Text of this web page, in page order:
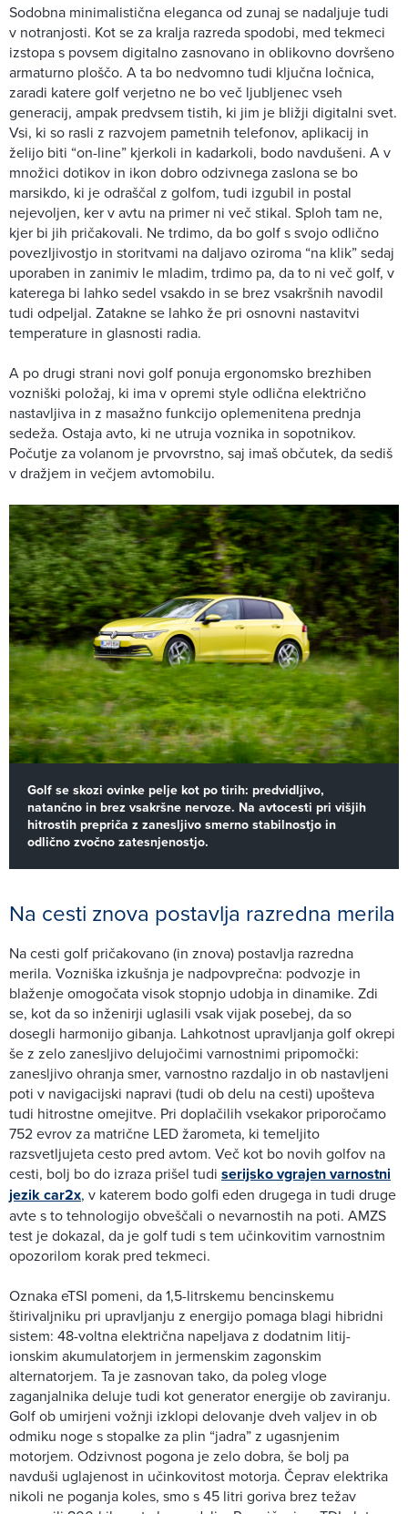
Sodobna minimalistična eleganca od zunaj se nadaljuje tudi
v notranjosti. Kot se za kralja razreda spodobi, med tekmeci
izstopa s povsem digitalno zasnovano in oblikovno dovršeno
armaturno ploščo. A ta bo nedvomno tudi ključna ločnica,
zaradi katere golf verjetno ne bo več ljubljenec vseh
generacij, ampak predvsem tistih, ki jim je bližji digitalni svet.
Vsi, ki so rasli z razvojem pametnih telefonov, aplikacij in
želijo biti “on-line” kjerkoli in kadarkoli, bodo navdušeni. A v
množici dotikov in ikon dobro odzivnega zaslona se bo
marsikdo, ki je odraščal z golfom, tudi izgubil in postal
nejevoljen, ker v avtu na primer ni več stikal. Sploh tam ne,
kjer bi jih pričakovali. Ne trdimo, da bo golf s svojo odlično
povezljivostjo in storitvami na daljavo oziroma “na klik” sedaj
uporaben in zanimiv le mladim, trdimo pa, da to ni več golf, v
katerega bi lahko sedel vsakdo in se brez vsakršnih navodil
tudi odpeljal. Zatakne se lahko že pri osnovni nastavitvi
temperature in glasnosti radia.
A po drugi strani novi golf ponuja ergonomsko brezhiben
vozniški položaj, ki ima v opremi style odlična električno
nastavljiva in z masažno funkcijo oplemenitena prednja
sedeža. Ostaja avto, ki ne utruja voznika in sopotnikov.
Počutje za volanom je prvovrstno, saj imaš občutek, da sediš
v dražjem in večjem avtomobilu.
Golf se skozi ovinke pelje kot po tirih: predvidljivo,
natančno in brez vsakršne nervoze. Na avtocesti pri višjih
hitrostih prepriča z zanesljivo smerno stabilnostjo in
odlično zvočno zatesnjenostjo.
Na cesti znova postavlja razredna merila
Na cesti golf pričakovano (in znova) postavlja razredna
merila. Vozniška izkušnja je nadpovprečna: podvozje in
blaženje omogočata visok stopnjo udobja in dinamike. Zdi
se, kot da so inženirji uglasili vsak vijak posebej, da so
dosegli harmonijo gibanja. Lahkotnost upravljanja golf okrepi
še z zelo zanesljivo delujočimi varnostnimi pripomočki:
zanesljivo ohranja smer, varnostno razdaljo in ob nastavljeni
poti v navigacijski napravi (tudi ob delu na cesti) upošteva
tudi hitrostne omejitve. Pri doplačilih vsekakor priporočamo
752 evrov za matrične LED žarometa, ki temeljito
razsvetljujeta cesto pred avtom. Več kot bo novih golfov na
cesti, bolj bo do izraza prišel tudi serijsko vgrajen varnostni
jezik car2x, v katerem bodo golfi eden drugega in tudi druge
avte s to tehnologijo obveščali o nevarnostih na poti. AMZS
test je dokazal, da je golf tudi s tem učinkovitim varnostnim
opozorilom korak pred tekmeci.
Oznaka eTSI pomeni, da 1,5-litrskemu bencinskemu
štirivaljniku pri upravljanju z energijo pomaga blagi hibridni
sistem: 48-voltna električna napeljava z dodatnim litij-
ionskim akumulatorjem in jermenskim zagonskim
alternatorjem. Ta je zasnovan tako, da poleg vloge
zaganjalnika deluje tudi kot generator energije ob zaviranju.
Golf ob umirjeni vožnji izklopi delovanje dveh valjev in ob
odmiku noge s stopalke za plin “jadra” z ugasnjenim
motorjem. Odzivnost pogona je zelo dobra, še bolj pa
navduši uglajenost in učinkovitost motorja. Čeprav elektrika
nikoli ne poganja koles, smo s 45 litri goriva brez težav